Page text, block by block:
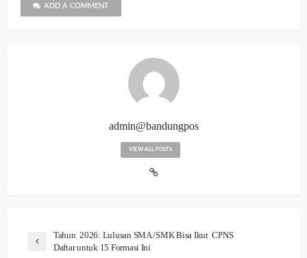
ADD A COMMENT
admin@bandungpos
VIEW ALL POSTS
Tahun 2026: Lulusan SMA /SMK Bisa Ikut CPNS
Daftar untuk 15 Formasi Ini